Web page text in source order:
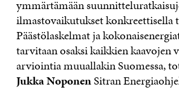
ymmärtämään
ilmastovaikutukset konkreettisella
Päästölaskelmat ja
tarvitaan osaksi kaikkien kaavojen
arviointia muuallakin Suomessa,
Jukka NoponenSitran